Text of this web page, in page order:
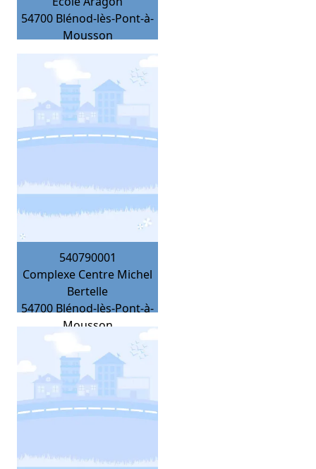
54700 Blénod-lès-Pont-à-
Mousson
540790001
Complexe Centre Michel
Bertelle
54700 Blénod-lès-Pont-à-
Mousson